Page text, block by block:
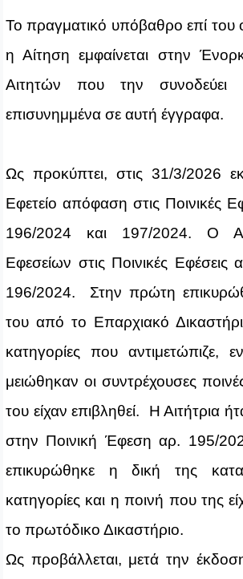
To πραγματικό υπόβαθρο επί του
η Αίτηση εμφαίνεται στην
Αιτητών που την
επισυνημμένα σε αυτή έγγραφα.
Ως προκύπτει, στις 31/3/2026
Εφετείο απόφαση στις Ποινικές
196/2024 και 197/2024. Ο
Εφεσείων στις Ποινικές Εφέσεις
196/2024. Στην πρώτη
του από το Επαρχιακό
κατηγορίες που αντιμετώπιζε,
μειώθηκαν οι συντρέχουσες
του είχαν επιβληθεί. Η Αιτήτρια
στην Ποινική Έφεση αρ. 195/
επικυρώθηκε η δική της
κατηγορίες και η ποινή που της
το πρωτόδικο Δικαστήριο.
Ως προβάλλεται, μετά την